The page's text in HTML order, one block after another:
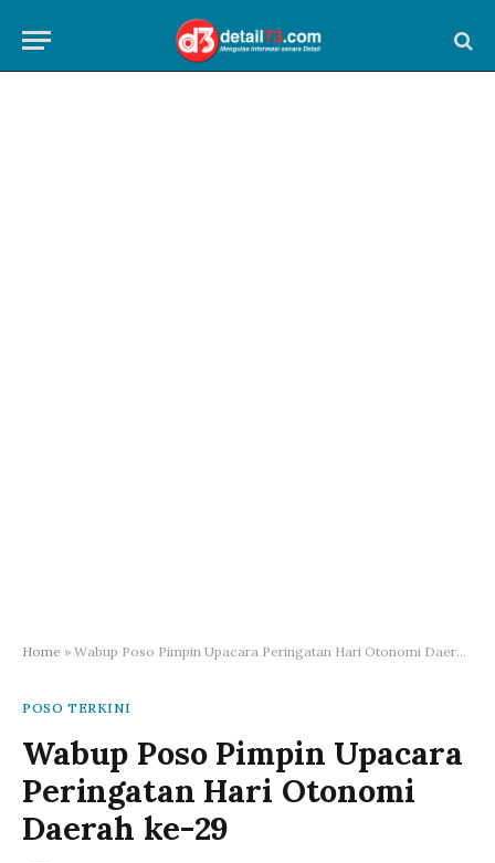
Home » Wabup Poso Pimpin Upacara Peringatan Hari Otonomi Daerah ke-29
POSO TERKINI
Wabup Poso Pimpin Upacara
Peringatan Hari Otonomi
Daerah ke-29